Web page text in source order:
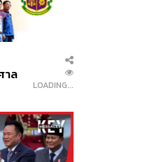
าล
LOADING...